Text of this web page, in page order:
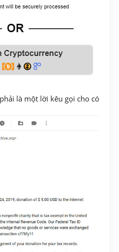
là một lời kêu gọi cho có